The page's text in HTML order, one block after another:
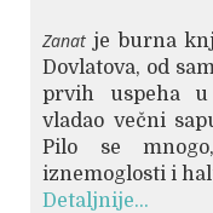
Zanat je burna
Dovlatova, od
prvih uspeha
vladao večni
Pilo se
iznemoglosti i
Detaljnije...